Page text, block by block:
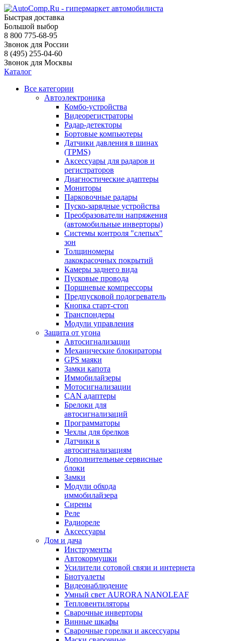
Быстрая доставка
Большой выбор
8 800 775-68-95
Звонок для России
8 (495) 255-04-60
Звонок для Москвы
Каталог
Все категории
Автоэлектроника
Комбо-устройства
Видеорегистраторы
Радар-детекторы
Бортовые компьютеры
Датчики давления в шинах
(TPMS)
Аксессуары для радаров и
регистраторов
Диагностические адаптеры
Мониторы
Парковочные радары
Пуско-зарядные устройства
Преобразователи напряжения
(автомобильные инверторы)
Системы контроля "слепых"
зон
Толщиномеры
лакокрасочных покрытий
Камеры заднего вида
Пусковые провода
Поршневые компрессоры
Предпусковой подогреватель
Кнопка старт-стоп
Транспондеры
Модули управления
Защита от угона
Автосигнализации
Механические блoкираторы
GPS маяки
Замки капота
Иммобилайзеры
Мотосигнализации
CAN адаптеры
Брелоки для
автосигнализаций
Программаторы
Чехлы для брелков
Датчики к
автосигнализациям
Дополнительные сервисные
блоки
Замки
Модули обхода
иммобилайзера
Сирены
Реле
Радиореле
Аксессуары
Дом и дача
Инструменты
Автокормушки
Усилители сотовой связи и интернета
Биотуалеты
Видеонаблюдение
Умный свет AURORA NANOLEAF
Тепловентиляторы
Сварочные инверторы
Винные шкафы
Сварочные горелки и аксессуары